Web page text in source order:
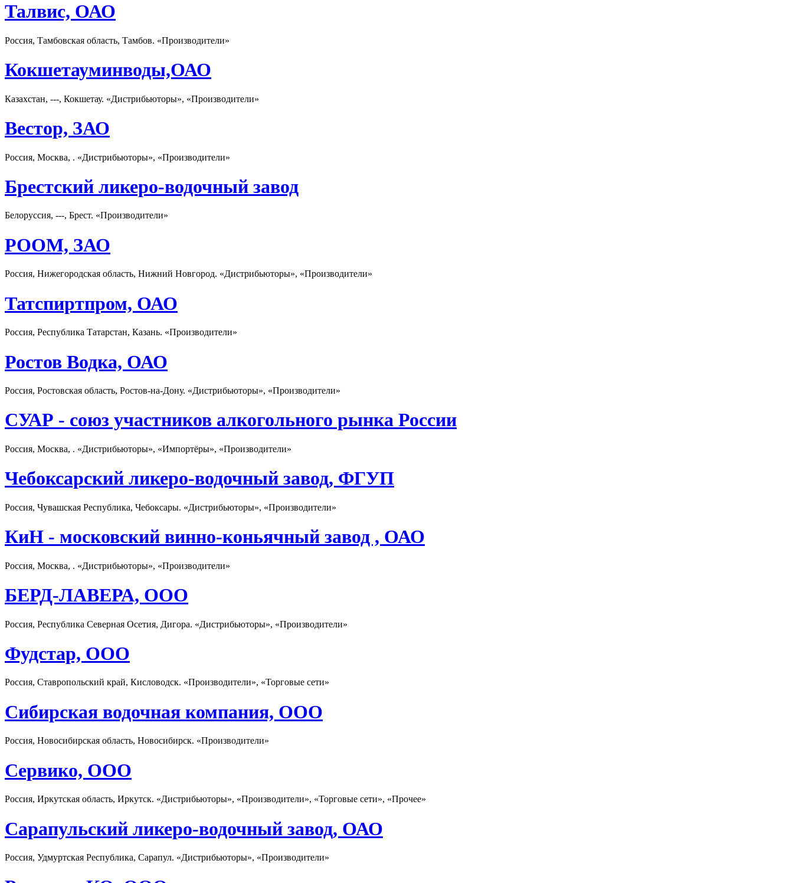
Талвис, ОАО
Россия, Тамбовская область, Тамбов. «Производители»
Кокшетауминводы,ОАО
Казахстан, ---, Кокшетау. «Дистрибьюторы», «Производители»
Вестор, ЗАО
Россия, Москва, . «Дистрибьюторы», «Производители»
Брестский ликеро-водочный завод
Белоруссия, ---, Брест. «Производители»
РООМ, ЗАО
Россия, Нижегородская область, Нижний Новгород. «Дистрибьюторы», «Производители»
Татспиртпром, ОАО
Россия, Республика Татарстан, Казань. «Производители»
Ростов Водка, ОАО
Россия, Ростовская область, Ростов-на-Дону. «Дистрибьюторы», «Производители»
СУАР - союз участников алкогольного рынка России
Россия, Москва, . «Дистрибьюторы», «Импортёры», «Производители»
Чебоксарский ликеро-водочный завод, ФГУП
Россия, Чувашская Республика, Чебоксары. «Дистрибьюторы», «Производители»
КиН - московский винно-коньячный завод , ОАО
Россия, Москва, . «Дистрибьюторы», «Производители»
БЕРД-ЛАВЕРА, ООО
Россия, Республика Северная Осетия, Дигора. «Дистрибьюторы», «Производители»
Фудстар, ООО
Россия, Ставропольский край, Кисловодск. «Производители», «Торговые сети»
Сибирская водочная компания, ООО
Россия, Новосибирская область, Новосибирск. «Производители»
Сервико, ООО
Россия, Иркутская область, Иркутск. «Дистрибьюторы», «Производители», «Торговые сети», «Прочее»
Сарапульский ликеро-водочный завод, ОАО
Россия, Удмуртская Республика, Сарапул. «Дистрибьюторы», «Производители»